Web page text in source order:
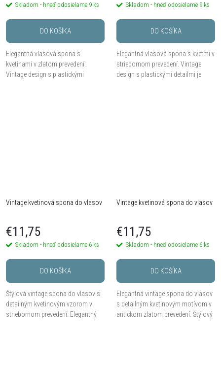
Skladom - hneď odosielame 9 ks
DO KOŠÍKA
Elegantná vlasová spona s
kvetinami v zlatom prevedení.
Vintage design s plastickými
Skladom - hneď odosielame 9 ks
DO KOŠÍKA
Elegantná vlasová spona s kvetmi v
striebornom prevedení. Vintage
design s plastickými detailmi je
Vintage kvetinová spona do vlasov
€11,75
Skladom - hneď odosielame 6 ks
DO KOŠÍKA
Štýlová vintage spona do vlasov s
detailným kvetinovým vzorom v
striebornom prevedení. Elegantný
Vintage kvetinová spona do vlasov
€11,75
Skladom - hneď odosielame 6 ks
DO KOŠÍKA
Elegantná vintage spona do vlasov
s detailným kvetinovým motívom v
antickom zlatom prevedení. Štýlový